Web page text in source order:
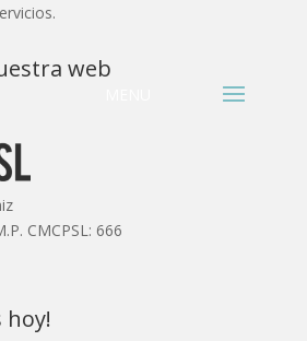
web
CMCPSL: 666
hoy!